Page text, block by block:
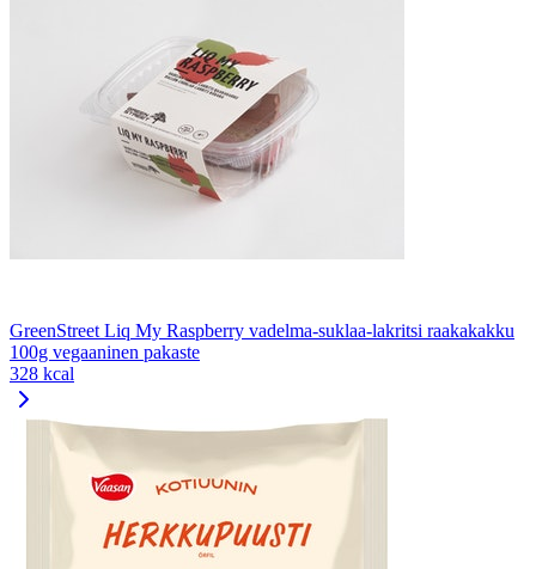
GreenStreet Liq My Raspberry vadelma-suklaa-lakritsi raakakakku
100g vegaaninen pakaste
328 kcal